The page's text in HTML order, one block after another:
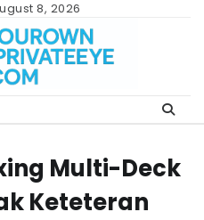
8, 2026
Multi-Deck
Keteteran